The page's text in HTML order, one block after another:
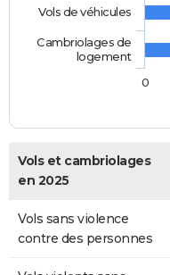
Vols de véhicules
Cambriolages de
logement
0
Vols et cambriolages
en 2025
Vols sans violence
contre des personnes